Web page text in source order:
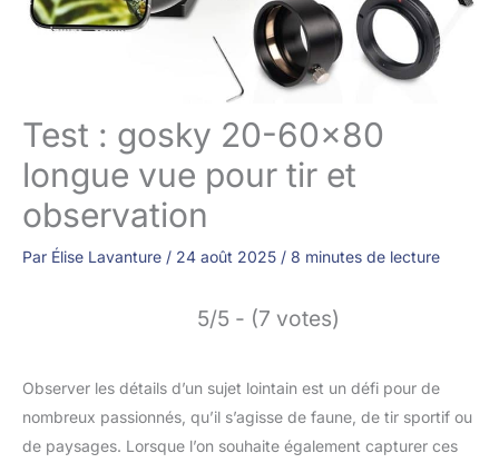
Test : gosky 20-60×80
longue vue pour tir et
observation
Par Élise Lavanture / 24 août 2025 / 8 minutes de lecture
5/5 - (7 votes)
Observer les détails d’un sujet lointain est un défi pour de
nombreux passionnés, qu’il s’agisse de faune, de tir sportif ou
de paysages. Lorsque l’on souhaite également capturer ces